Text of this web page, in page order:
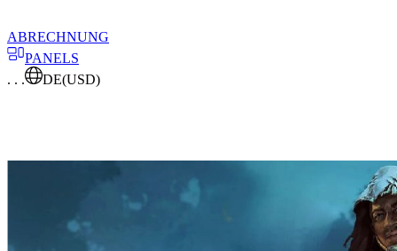
ABRECHNUNG
PANELS
. . .
DE(USD)